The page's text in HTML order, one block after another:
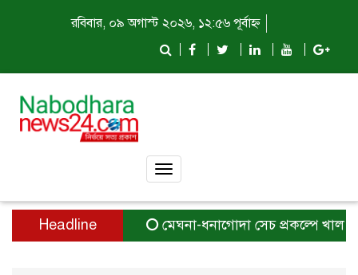
রবিবার, ০৯ অগাস্ট ২০২৬, ১২:৫৬ পূর্বাহ্ন
Toggle
Headline মেঘনা-ধনাগোদা সেচ প্রকল্পে খাল